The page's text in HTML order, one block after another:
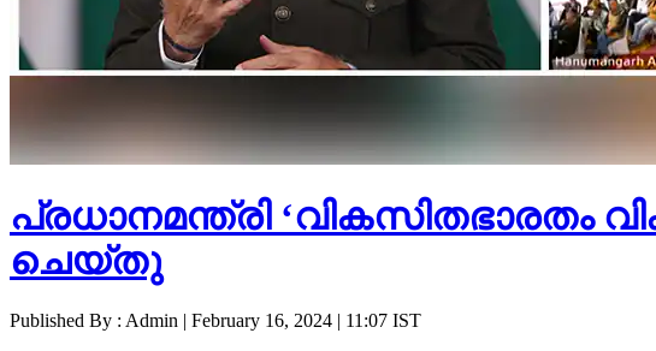
പ്രധാനമന്ത്രി ‘വികസിതഭാരതം
ചെയ്തു
Published By : Admin | February 16, 2024 | 11:07 IST